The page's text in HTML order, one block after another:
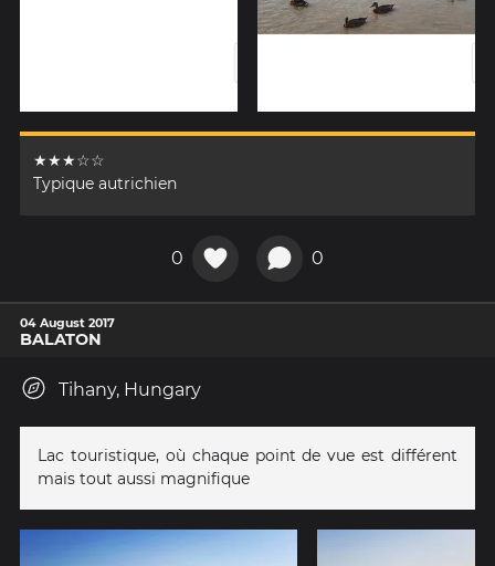
★★★☆☆
Typique autrichien
0 0
04 August 2017
BALATON
Tihany, Hungary
Lac touristique, où chaque point de vue est différent
mais tout aussi magnifique